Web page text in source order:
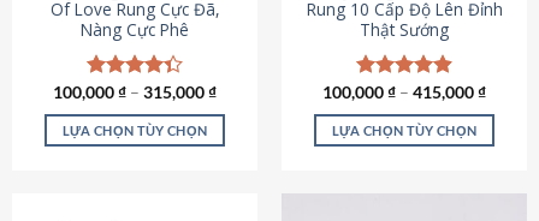
trên
trang
sản
phẩm
Of Love Rung Cực Đã,
Nàng Cực Phê
Được xếp
hạng4.33
5 sao
100,000₫ – 315,000₫
LỰA CHỌN TÙY CHỌN
Rung 10 Cấp Độ Lên Đỉnh
Thật Sướng
Được xếp
hạng4.94
5 sao
100,000₫ – 415,000₫
LỰA CHỌN TÙY CHỌN